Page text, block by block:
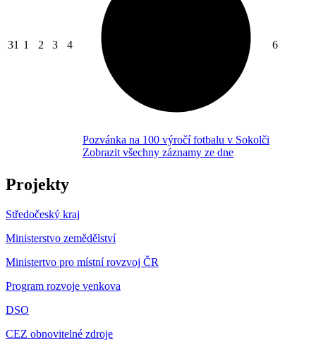
31 1 2 3 4
Pozvánka na 100 výročí fotbalu v Sokolči
Zobrazit všechny záznamy ze dne
6
Projekty
Středočeský kraj
Ministerstvo zemědělství
Ministertvo pro místní rovzvoj ČR
Program rozvoje venkova
DSO
CEZ obnovitelné zdroje